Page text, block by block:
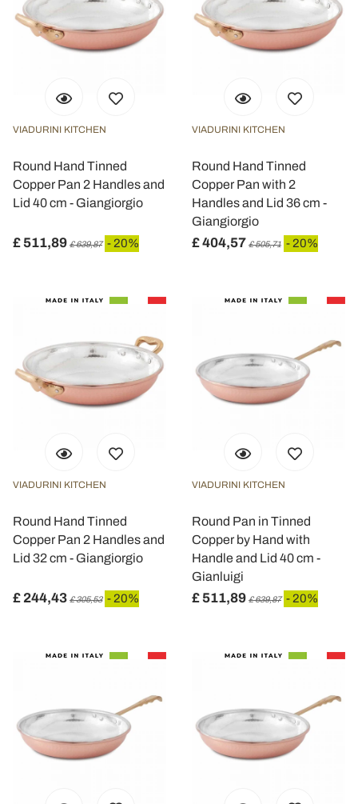
VIADURINI KITCHEN
Round Hand Tinned
Copper Pan 2 Handles and
Lid 40 cm - Giangiorgio
£ 511,89 £ 639,87 - 20%
VIADURINI KITCHEN
Round Hand Tinned
Copper Pan with 2
Handles and Lid 36 cm -
Giangiorgio
£ 404,57 £ 505,71 - 20%
VIADURINI KITCHEN
Round Hand Tinned
Copper Pan 2 Handles and
Lid 32 cm - Giangiorgio
£ 244,43 £ 305,53 - 20%
VIADURINI KITCHEN
Round Pan in Tinned
Copper by Hand with
Handle and Lid 40 cm -
Gianluigi
£ 511,89 £ 639,87 - 20%